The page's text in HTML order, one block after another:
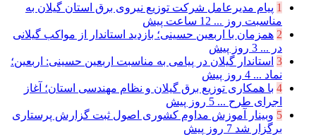
1 پیام مدیرعامل شركت توزیع نیروی برق استان گیلان به
مناسبت روز ... 12 ساعت پیش
2 همزمان با اربعین حسینی؛ بازدید استاندار از مواکب گیلانی
در ... 3 روز پیش
3 استاندار گیلان در پیامی به مناسبت اربعین حسینی: اربعین؛
نماد ... 4 روز پیش
4 با همکاری توزیع برق گیلان و نظام مهندسی استان؛ آغاز
اجرای طرح ... 5 روز پیش
5 وبینار آموزش مداوم کشوری اصول ثبت گزارش پرستاری
برگزار شد 7 روز پیش